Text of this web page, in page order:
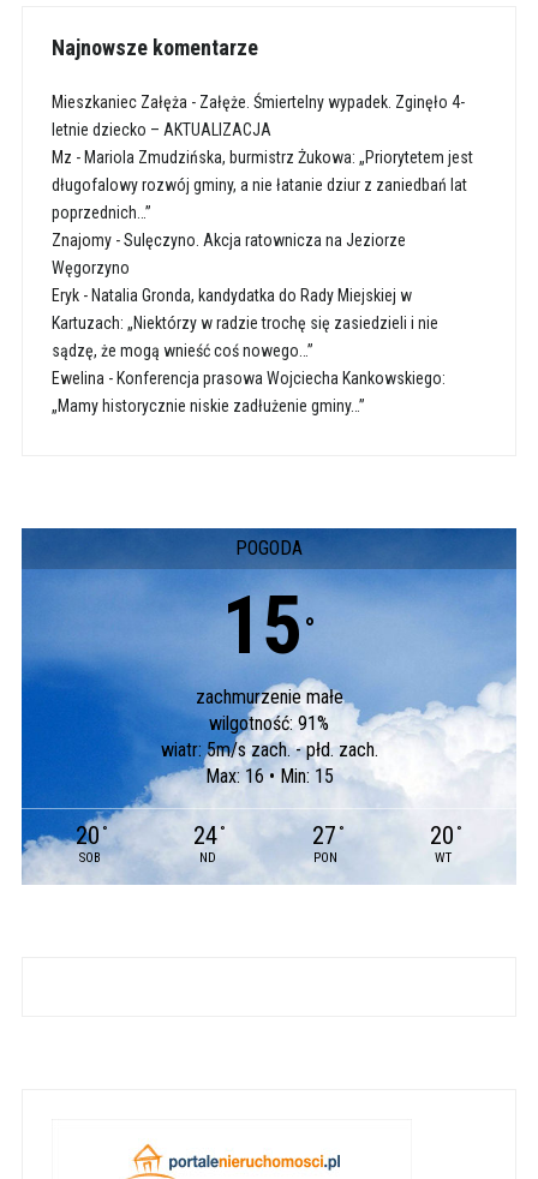
Najnowsze komentarze
Mieszkaniec Załęża - Załęże. Śmiertelny wypadek. Zginęło 4-
letnie dziecko – AKTUALIZACJA
Mz - Mariola Zmudzińska, burmistrz Żukowa: „Priorytetem jest
długofalowy rozwój gminy, a nie łatanie dziur z zaniedbań lat
poprzednich…”
Znajomy-Sulęczyno. Akcja ratownicza na Jeziorze
Węgorzyno
Eryk- Natalia Gronda, kandydatka do Rady Miejskiej w
Kartuzach: „Niektórzy w radzie trochę się zasiedzieli i nie
sądzę, że mogą wnieść coś nowego…”
Ewelina - Konferencja prasowa Wojciecha Kankowskiego:
„Mamy historycznie niskie zadłużenie gminy…”
POGODA
15 °
zachmurzenie małe
wilgotność: 91%
wiatr: 5m/s zach. - płd. zach.
Max: 16 • Min: 15
20 °
SOB
24 °
ND
27 °
PON
20 °
WT